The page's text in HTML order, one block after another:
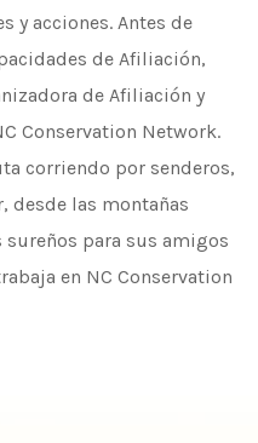
y acciones. Antes de
de Afiliación,
de Afiliación y
Conservation Network.
corriendo por senderos,
desde las montañas
para sus amigos
en NC Conservation